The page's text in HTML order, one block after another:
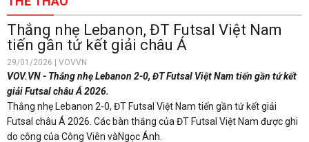
Thắng nhẹ Lebanon, ĐT Futsal Việt Nam
tiến gần tứ kết giải châu Á
29/01/2026 | VOVVN
VOV.VN - Thắng nhẹ Lebanon 2-0, ĐT Futsal Việt Nam tiến gần tứ kết
giải Futsal châu Á 2026.
Thắng nhẹ Lebanon 2-0, ĐT Futsal Việt Nam tiến gần tứ kết giải
Futsal châu Á 2026. Các bàn thắng của ĐT Futsal Việt Nam được ghi
do công của Công Viên vàNgọc Ánh.